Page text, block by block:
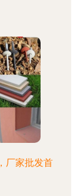
厂家批发首